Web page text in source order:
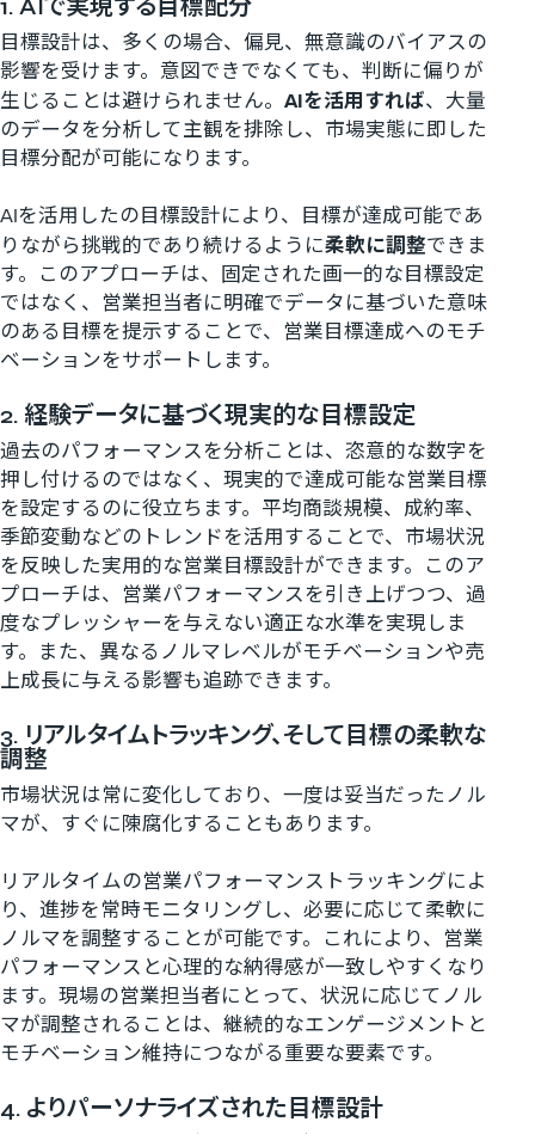
1. AIで実現する目標配分
目標設計は、多くの場合、偏見、無意識のバイアスの
影響を受けます。意図できでなくても、判断に偏りが
生じることは避けられません。 AIを活用すれば、大量
のデータを分析して主観を排除し、市場実態に即した
目標分配が可能になります。
AIを活用したの目標設計により、目標が達成可能であ
りながら挑戦的であり続けるように柔軟に調整できま
す。このアプローチは、固定された画一的な目標設定
ではなく、営業担当者に明確でデータに基づいた意味
のある目標を提示することで、営業目標達成へのモチ
ベーションをサポートします。
2. 経験データに基づく現実的な目標設定
過去のパフォーマンスを分析ことは、恣意的な数字を
押し付けるのではなく、現実的で達成可能な営業目標
を設定するのに役立ちます。平均商談規模、成約率、
季節変動などのトレンドを活用することで、市場状況
を反映した実用的な営業目標設計ができます。このア
プローチは、営業パフォーマンスを引き上げつつ、過
度なプレッシャーを与えない適正な水準を実現しま
す。また、異なるノルマレベルがモチベーションや売
上成長に与える影響も追跡できます。
3. リアルタイムトラッキング、そして目標の柔軟な
調整
市場状況は常に変化しており、一度は妥当だったノル
マが、すぐに陳腐化することもあります。
リアルタイムの営業パフォーマンストラッキングによ
り、進捗を常時モニタリングし、必要に応じて柔軟に
ノルマを調整することが可能です。これにより、営業
パフォーマンスと心理的な納得感が一致しやすくなり
ます。現場の営業担当者にとって、状況に応じてノル
マが調整されることは、継続的なエンゲージメントと
モチベーション維持につながる重要な要素です。
4. よりパーソナライズされた目標設計